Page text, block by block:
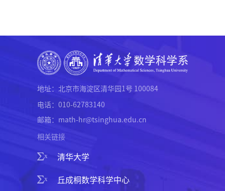
地址：北京市海淀区清华园1号 100084
电话：010-62783140
邮箱：math-hr@tsinghua.edu.cn
相关链接
清华大学
丘成桐数学科学中心